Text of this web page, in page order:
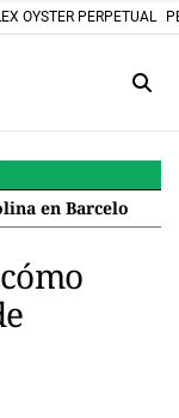
OYSTER PERPETUAL
por jubilarlo: así se solicita la ayuda